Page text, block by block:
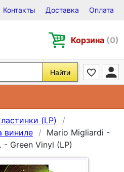
на Виниле, CD и DVD
Контакты Доставка Оплата
Корзина (0)
Найти
(LP)
виниле
Mario Migliardi -
- Green Vinyl (LP)